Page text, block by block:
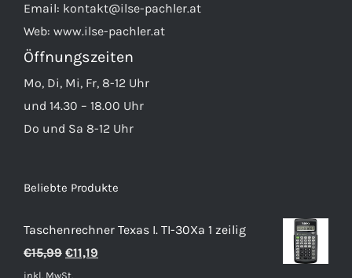
Email: kontakt@ilse-pachler.at
Web: www.ilse-pachler.at
Öffnungszeiten
Mo, Di, Mi, Fr, 8-12 Uhr
und 14.30 – 18.00 Uhr
Do und Sa 8-12 Uhr
Beliebte Produkte
Taschenrechner Texas I. TI-30Xa 1 zeilig
€15,99 Ursprünglicher
Preis
€11,19
inkl. MwSt.